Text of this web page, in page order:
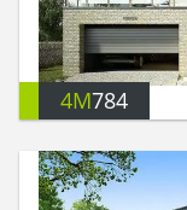
4M784